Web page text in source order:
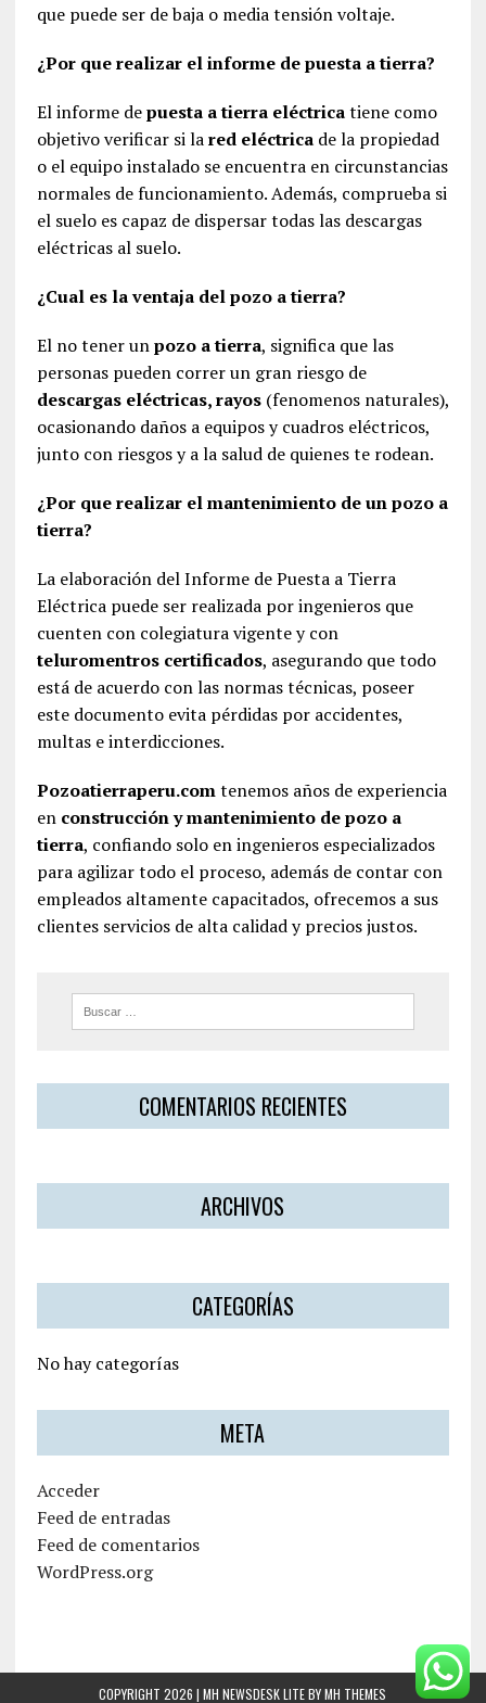
que puede ser de baja o media tensión voltaje.
¿Por que realizar el informe de puesta a tierra?
El informe depuesta a tierra eléctricatiene como
objetivo verificar si lared eléctricade la propiedad
o el equipo instalado se encuentra en circunstancias
normales de funcionamiento. Además, comprueba si
el suelo es capaz de dispersar todas las descargas
eléctricas al suelo.
¿Cual es la ventaja del pozo a tierra?
El no tener unpozo a tierra, significa que las
personas pueden correr un gran riesgo de
descargas eléctricas, rayos(fenomenos naturales),
ocasionando daños a equipos y cuadros eléctricos,
junto con riesgos y a la salud de quienes te rodean.
¿Por que realizar el mantenimiento de un pozo a
tierra?
La elaboración del Informe de Puesta a Tierra
Eléctrica puede ser realizada por ingenieros que
cuenten con colegiatura vigente y con
teluromentros certificados, asegurando que todo
está de acuerdo con las normas técnicas, poseer
este documento evita pérdidas por accidentes,
multas e interdicciones.
Pozoatierraperu.comtenemos años de experiencia
en construcción y mantenimiento de pozo a
tierra, confiando solo en ingenieros especializados
para agilizar todo el proceso, además de contar con
empleados altamente capacitados, ofrecemos a sus
clientes servicios de alta calidad y precios justos.
COMENTARIOS RECIENTES
ARCHIVOS
CATEGORÍAS
No hay categorías
META
Acceder
Feed de entradas
Feed de comentarios
WordPress.org
COPYRIGHT 2026 | MH NEWSDESK LITE BYMH THEMES